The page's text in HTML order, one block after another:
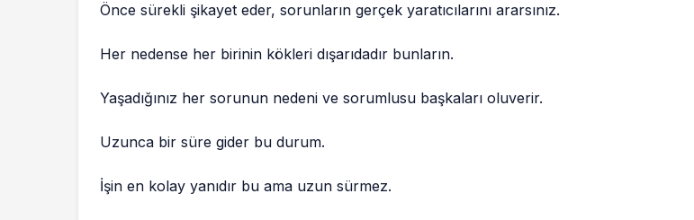
Önce sürekli şikayet eder, sorunların gerçek yaratıcılarını ararsınız.
Her nedense her birinin kökleri dışarıdadır bunların.
Yaşadığınız her sorunun nedeni ve sorumlusu başkaları oluverir.
Uzunca bir süre gider bu durum.
İşin en kolay yanıdır bu ama uzun sürmez.